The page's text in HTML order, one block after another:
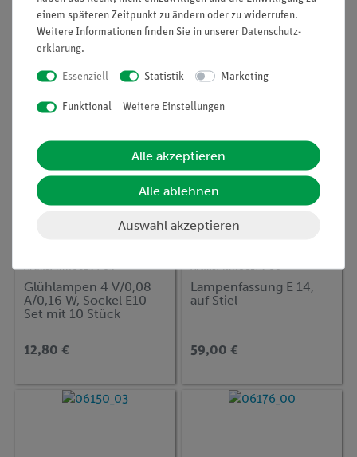
E14
A/0,7 W, Sockel E 10 Set
mit 10 Stück
Artikel-Nr.:06154-03
Glühlampen 4 V/0,08
A/0,16 W, Sockel E10
Set mit 10 Stück
12,80 €
Artikel-Nr.:06175-00
Lampenfassung E 14,
auf Stiel
59,00 €
einem späteren Zeitpunkt zu ändern oder zu widerrufen.
Weitere Informationen finden Sie in unserer Daten­schutz­
erklärung.
Essenziell Statistik Marketing
Funktional Weitere Einstellungen
Alle akzeptieren
Alle ablehnen
Auswahl akzeptieren